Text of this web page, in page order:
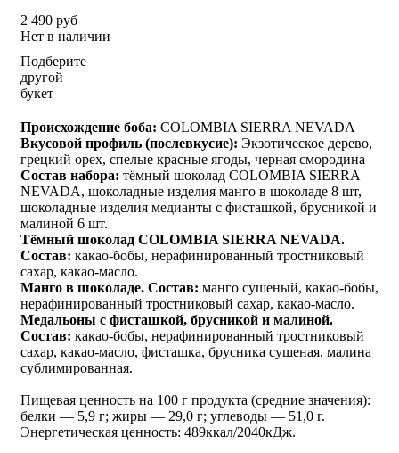
2 490 руб
Нет в наличии
Подберите
другой
букет
Происхождение боба: COLOMBIA SIERRA NEVADA
Вкусовой профиль (послевкусие): Экзотическое дерево,
грецкий орех, спелые красные ягоды, черная смородина
Состав набора: тёмный шоколад COLOMBIA SIERRA
NEVADA, шоколадные изделия манго в шоколаде 8 шт,
шоколадные изделия медианты с фисташкой, брусникой и
малиной 6 шт.
Тёмный шоколад COLOMBIA SIERRA NEVADA.
Состав: какао-бобы, нерафинированный тростниковый
сахар, какао-масло.
Манго в шоколаде. Состав: манго сушеный, какао-бобы,
нерафинированный тростниковый сахар, какао-масло.
Медальоны с фисташкой, брусникой и малиной.
Состав: какао-бобы, нерафинированный тростниковый
сахар, какао-масло, фисташка, брусника сушеная, малина
сублимированная.
Пищевая ценность на 100 г продукта (средние значения):
белки — 5,9 г; жиры — 29,0 г; углеводы — 51,0 г.
Энергетическая ценность: 489ккал/2040кДж.